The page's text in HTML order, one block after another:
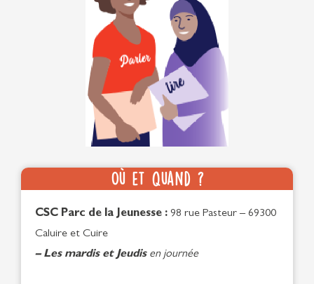
Où et quand ?
CSC Parc de la Jeunesse : 98 rue Pasteur – 69300
Caluire et Cuire
– Les mardis et Jeudis en journée